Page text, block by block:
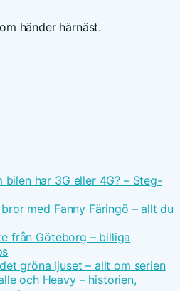
händer härnäst.
bilen har 3G eller 4G? – Steg-
med Fanny Färingö – allt du
från Göteborg – billiga
gröna ljuset – allt om serien
och Heavy – historien,